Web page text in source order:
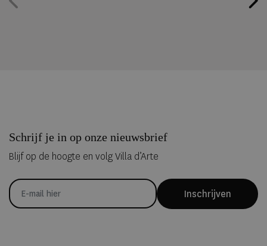
Schrijf je in op onze nieuwsbrief
Blijf op de hoogte en volg Villa d’Arte
Inschrijven